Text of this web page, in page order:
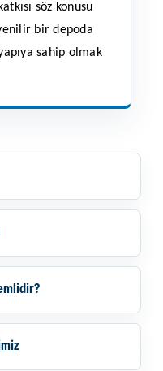
söz konusu
bir depoda
sahip olmak